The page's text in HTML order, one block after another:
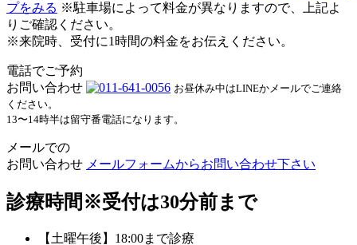
プをみる ※駐車場によって料金が異なりますので、上記よ
りご確認ください。
※来院時、受付に1時間の料金をお伝えください。
電話でご予約
お問い合わせ
お昼休み中はLINEかメールでご連絡
ください。
13〜14時半は留守番電話になります。
メールでの
お問い合わせ メールフォームからお問い合わせ下さい
診療時間 ※受付は30分前まで
【土曜午後】18:00まで診療